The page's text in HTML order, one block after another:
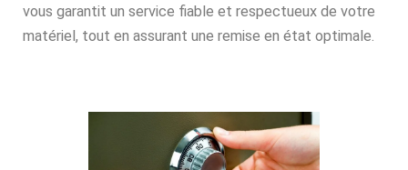
vous garantit un service fiable et respectueux de votre
matériel, tout en assurant une remise en état optimale.